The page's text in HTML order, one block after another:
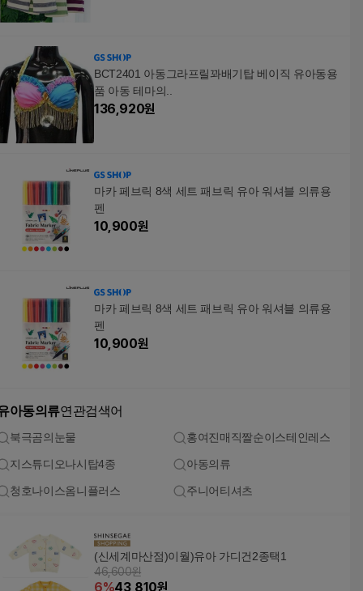
BCT2401 아동그라프릴꽈배기탑 베이직 유아동용
품 아동 테마의..
136,920원
마카 페브릭 8색 세트 패브릭 유아 워셔블 의류용
펜
10,900원
마카 페브릭 8색 세트 패브릭 유아 워셔블 의류용
펜
10,900원
아동의류연관검색어
북극곰의눈물 홍여진매직짤순이스테인레스
지스튜디오나시탑4종 아동의류
청호나이스옴니플러스 주니어티셔츠
(신세계마산점)이월)유아 가디건2종택1
46,600원
6%43,810원